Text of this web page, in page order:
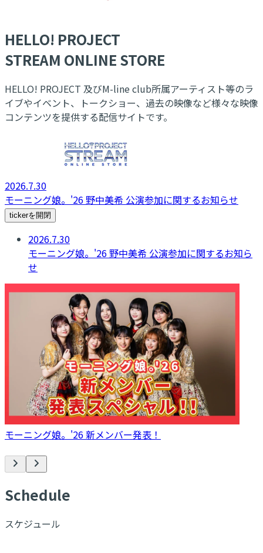
HELLO! PROJECT
STREAM ONLINE STORE
HELLO! PROJECT 及びM-line club所属アーティスト等のラ
イブやイベント、トークショー、過去の映像など様々な映像
コンテンツを提供する配信サイトです。
2026.7.30
モーニング娘。'26 野中美希 公演参加に関するお知らせ
tickerを開閉
2026.7.30
モーニング娘。'26 野中美希 公演参加に関するお知ら
せ
モーニング娘。'26 新メンバー発表！
Schedule
スケジュール